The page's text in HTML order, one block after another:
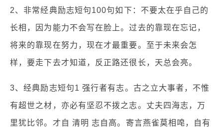
2、非常经典励志短句100句如下：不要太在乎自己的
长相，因为能力不会写在脸上。过去的靠现在忘记，
将来的靠现在努力，现在才最重要。至于未来会怎
样，要走下去才知道，反正路还很长，天总会亮。
3、经典励志短句1 强行者有志。古之立大事者，不惟
有超世之材，亦必有坚忍不拨之志。丈夫四海志，万
里犹比邻。才自 清明 志自高。寄言燕雀莫相唣，自有